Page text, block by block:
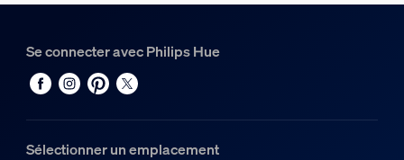
Se connecter avec Philips Hue
Sélectionner un emplacement